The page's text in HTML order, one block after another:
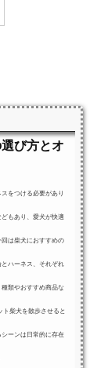
び方とオ
をつける必要があり
もあり、愛犬が快適
は柴犬におすすめの
ハーネス、それぞれ
類やおすすめ商品な
ト柴犬を散歩させると
ーンは日常的に存在